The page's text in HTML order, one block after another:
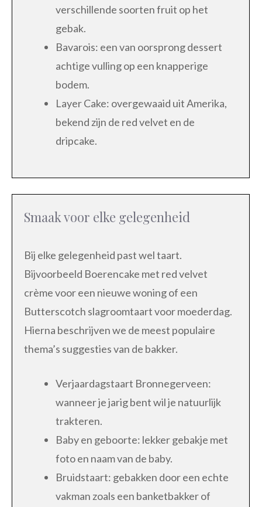
verschillende soorten fruit op het
gebak.
Bavarois: een van oorsprong dessert
achtige vulling op een knapperige
bodem.
Layer Cake: overgewaaid uit Amerika,
bekend zijn de red velvet en de
dripcake.
Smaak voor elke gelegenheid
Bij elke gelegenheid past wel taart.
Bijvoorbeeld Boerencake met red velvet
crème voor een nieuwe woning of een
Butterscotch slagroomtaart voor moederdag.
Hierna beschrijven we de meest populaire
thema’s suggesties van de bakker.
Verjaardagstaart Bronnegerveen:
wanneer je jarig bent wil je natuurlijk
trakteren.
Baby en geboorte: lekker gebakje met
foto en naam van de baby.
Bruidstaart: gebakken door een echte
vakman zoals een banketbakker of